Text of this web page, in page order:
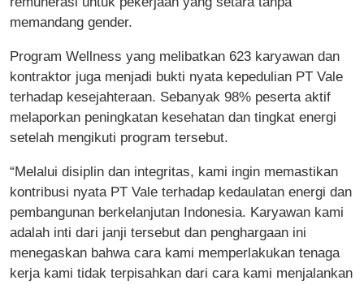
memandang gender.
Program Wellness yang melibatkan 623 karyawan dan
kontraktor juga menjadi bukti nyata kepedulian PT Vale
terhadap kesejahteraan. Sebanyak 98% peserta aktif
melaporkan peningkatan kesehatan dan tingkat energi
setelah mengikuti program tersebut.
“Melalui disiplin dan integritas, kami ingin memastikan
kontribusi nyata PT Vale terhadap kedaulatan energi dan
pembangunan berkelanjutan Indonesia. Karyawan kami
adalah inti dari janji tersebut dan penghargaan ini
menegaskan bahwa cara kami memperlakukan tenaga
kerja kami tidak terpisahkan dari cara kami menjalankan